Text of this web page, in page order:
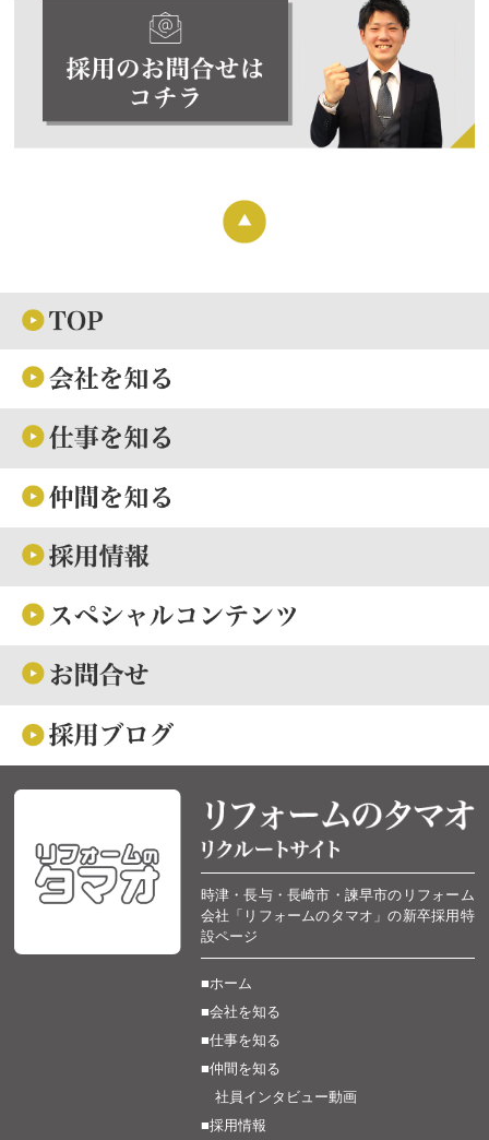
時津・長与・長崎市・諫早市のリフォーム
会社「リフォームのタマオ」の新卒採用特
設ページ
■ホーム
■会社を知る
■仕事を知る
■仲間を知る
社員インタビュー動画
■採用情報